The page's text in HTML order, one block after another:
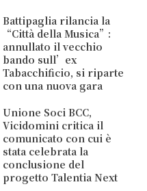
Battipaglia rilancia la
“Città della Musica”:
annullato il vecchio
bando sull’ex
Tabacchificio, si riparte
con una nuova gara
Unione Soci BCC,
Vicidomini critica il
comunicato con cui è
stata celebrata la
conclusione del
progetto Talentia Next